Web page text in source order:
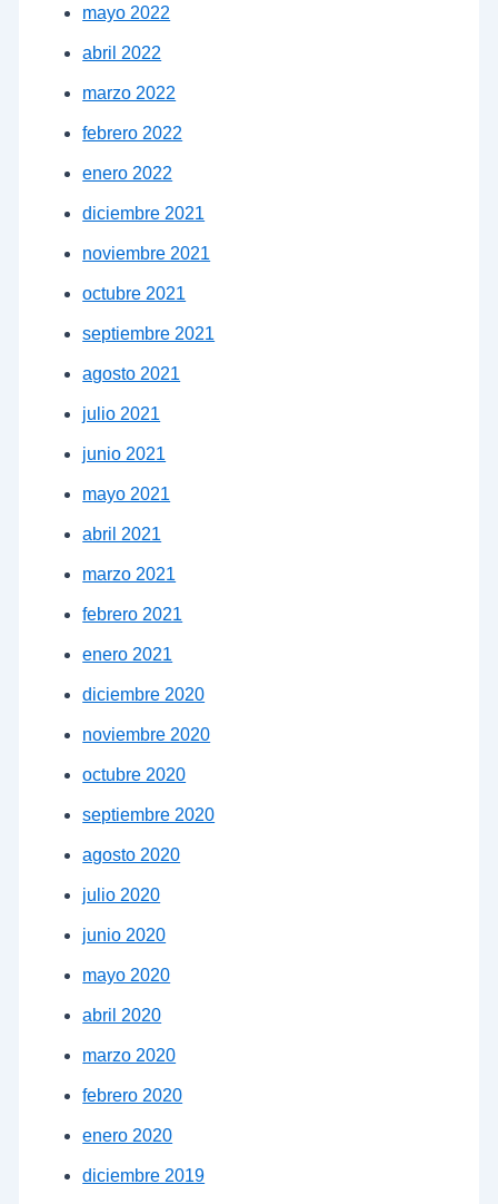
mayo 2022
abril 2022
marzo 2022
febrero 2022
enero 2022
diciembre 2021
noviembre 2021
octubre 2021
septiembre 2021
agosto 2021
julio 2021
junio 2021
mayo 2021
abril 2021
marzo 2021
febrero 2021
enero 2021
diciembre 2020
noviembre 2020
octubre 2020
septiembre 2020
agosto 2020
julio 2020
junio 2020
mayo 2020
abril 2020
marzo 2020
febrero 2020
enero 2020
diciembre 2019